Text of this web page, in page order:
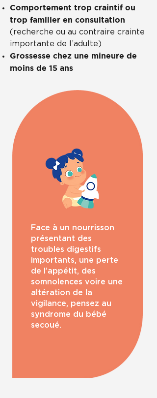
Comportement trop craintif ou
trop familier en consultation
(recherche ou au contraire crainte
importante de l’adulte)
Grossesse chez une mineure de
moins de 15 ans
Face à un nourrisson
présentant des
troubles digestifs
importants, une perte
de l’appétit, des
somnolences voire une
altération de la
vigilance, pensez au
syndrome du bébé
secoué.